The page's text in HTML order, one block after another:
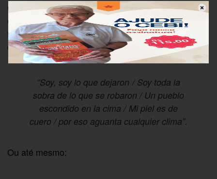
Cabra trazem beleza e tristeza ao mesmo tempo
enquanto deciframos, mesmo sem saber muito, a
força dos versos na forte pronúncia em castelhano
de René Peréz. Há trechos encantadores como:
“Soy, soy lo que dejaron / Soy toda la
sobra de lo que se robaron / Un pueblo
escondido en la cima / Mi piel es de
cuero / por eso aguanta cualquier clima”.
Ou até mesmo: